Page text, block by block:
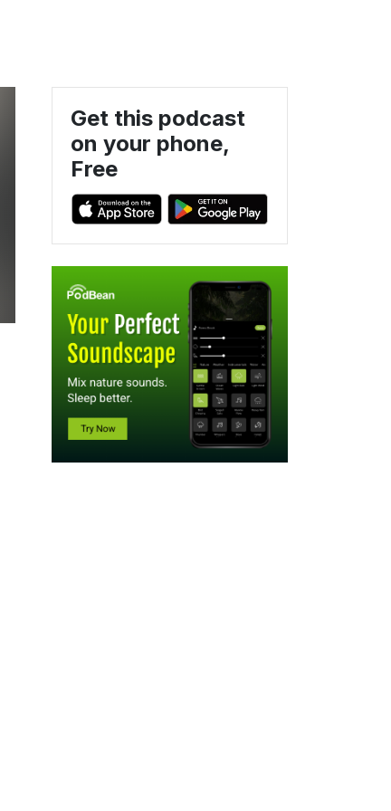
Get this podcast
on your phone,
Free